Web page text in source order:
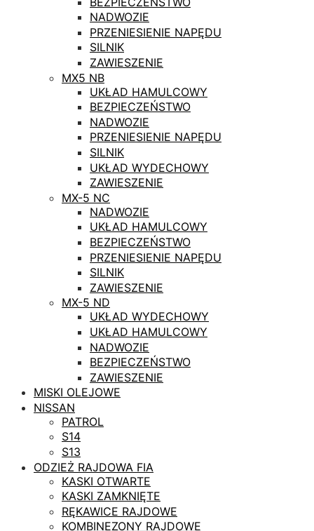
NADWOZIE
PRZENIESIENIE NAPĘDU
SILNIK
ZAWIESZENIE
MX5 NB
UKŁAD HAMULCOWY
BEZPIECZEŃSTWO
NADWOZIE
PRZENIESIENIE NAPĘDU
SILNIK
UKŁAD WYDECHOWY
ZAWIESZENIE
MX-5 NC
NADWOZIE
UKŁAD HAMULCOWY
BEZPIECZEŃSTWO
PRZENIESIENIE NAPĘDU
SILNIK
ZAWIESZENIE
MX-5 ND
UKŁAD WYDECHOWY
UKŁAD HAMULCOWY
NADWOZIE
BEZPIECZEŃSTWO
ZAWIESZENIE
MISKI OLEJOWE
NISSAN
PATROL
S14
S13
ODZIEŻ RAJDOWA FIA
KASKI OTWARTE
KASKI ZAMKNIĘTE
RĘKAWICE RAJDOWE
KOMBINEZONY RAJDOWE